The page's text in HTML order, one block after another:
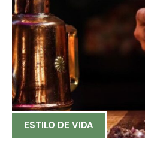
ESTILO DE VIDA